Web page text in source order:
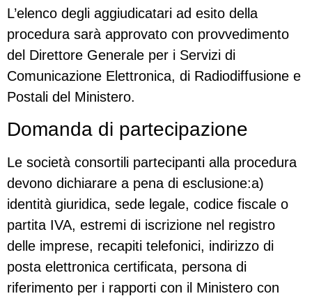
L’elenco degli aggiudicatari ad esito della
procedura sarà approvato con provvedimento
del Direttore Generale per i Servizi di
Comunicazione Elettronica, di Radiodiffusione e
Postali del Ministero.
Domanda di partecipazione
Le società consortili partecipanti alla procedura
devono dichiarare a pena di esclusione:a)
identità giuridica, sede legale, codice fiscale o
partita IVA, estremi di iscrizione nel registro
delle imprese, recapiti telefonici, indirizzo di
posta elettronica certificata, persona di
riferimento per i rapporti con il Ministero con